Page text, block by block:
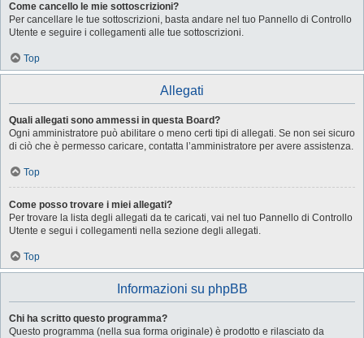
Come cancello le mie sottoscrizioni?
Per cancellare le tue sottoscrizioni, basta andare nel tuo Pannello di Controllo
Utente e seguire i collegamenti alle tue sottoscrizioni.
Top
Allegati
Quali allegati sono ammessi in questa Board?
Ogni amministratore può abilitare o meno certi tipi di allegati. Se non sei sicuro
di ciò che è permesso caricare, contatta l’amministratore per avere assistenza.
Top
Come posso trovare i miei allegati?
Per trovare la lista degli allegati da te caricati, vai nel tuo Pannello di Controllo
Utente e segui i collegamenti nella sezione degli allegati.
Top
Informazioni su phpBB
Chi ha scritto questo programma?
Questo programma (nella sua forma originale) è prodotto e rilasciato da